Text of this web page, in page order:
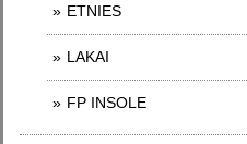
ETNIES
LAKAI
FP INSOLE